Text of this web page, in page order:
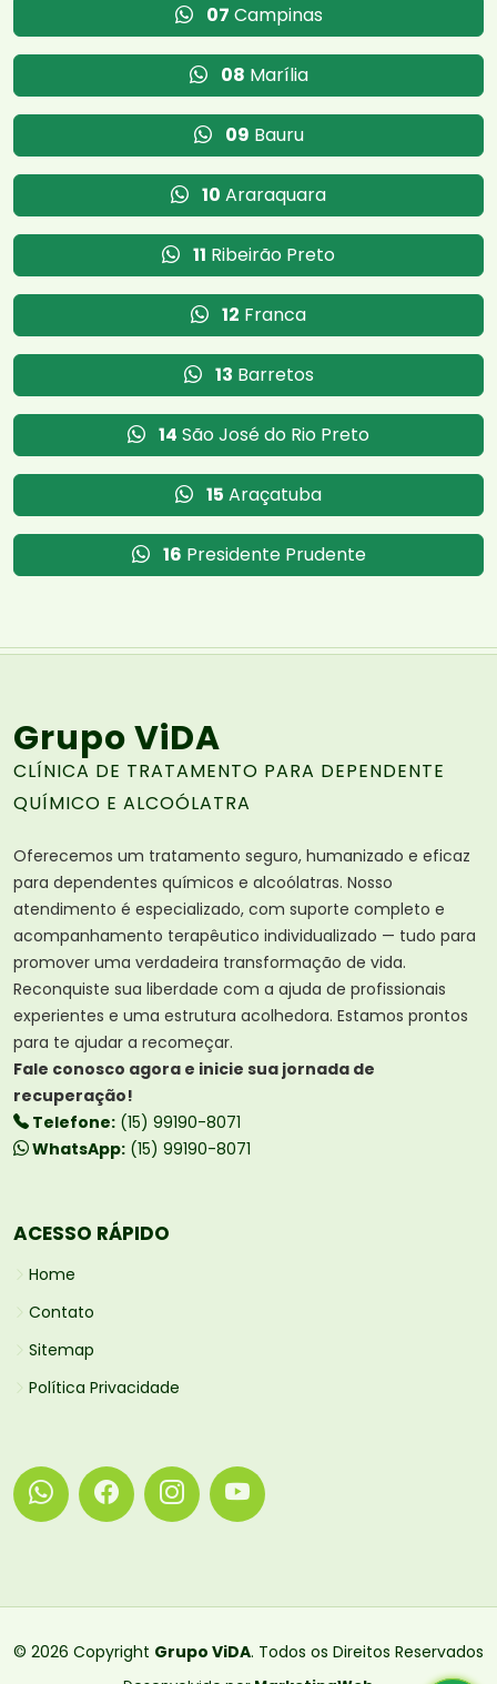
07 Campinas
08 Marília
09 Bauru
10 Araraquara
11 Ribeirão Preto
12 Franca
13 Barretos
14 São José do Rio Preto
15 Araçatuba
16 Presidente Prudente
Grupo ViDA
CLÍNICA DE TRATAMENTO PARA DEPENDENTE
QUÍMICO E ALCOÓLATRA
Oferecemos um tratamento seguro, humanizado e eficaz
para dependentes químicos e alcoólatras. Nosso
atendimento é especializado, com suporte completo e
acompanhamento terapêutico individualizado — tudo para
promover uma verdadeira transformação de vida.
Reconquiste sua liberdade com a ajuda de profissionais
experientes e uma estrutura acolhedora. Estamos prontos
para te ajudar a recomeçar.
Fale conosco agora e inicie sua jornada de
recuperação!
Telefone: (15) 99190-8071
WhatsApp: (15) 99190-8071
ACESSO RÁPIDO
Home
Contato
Sitemap
Política Privacidade
© 2026 Copyright Grupo ViDA. Todos os Direitos Reservados